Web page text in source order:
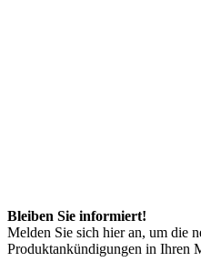
Bleiben Sie informiert!
Melden Sie sich hier an, um die
Produktankündigungen in Ihren